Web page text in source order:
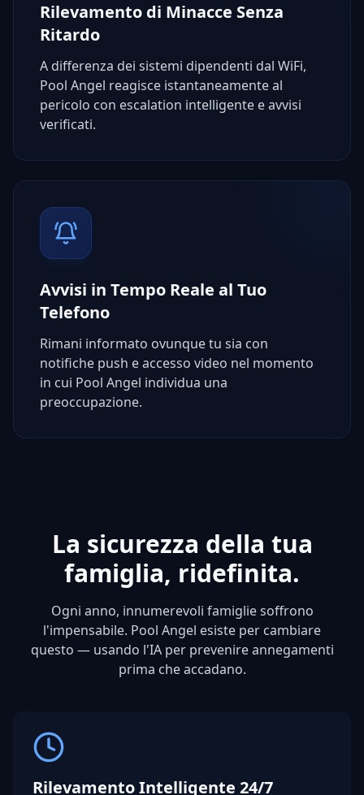
Rilevamento di Minacce Senza
Ritardo
A differenza dei sistemi dipendenti dal WiFi,
Pool Angel reagisce istantaneamente al
pericolo con escalation intelligente e avvisi
verificati.
Avvisi in Tempo Reale al Tuo
Telefono
Rimani informato ovunque tu sia con
notifiche push e accesso video nel momento
in cui Pool Angel individua una
preoccupazione.
La sicurezza della tua
famiglia, ridefinita.
Ogni anno, innumerevoli famiglie soffrono
l'impensabile. Pool Angel esiste per cambiare
questo — usando l'IA per prevenire annegamenti
prima che accadano.
Rilevamento Intelligente 24/7